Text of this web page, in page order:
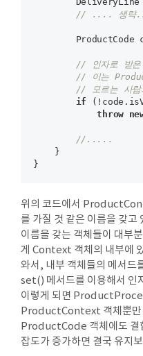
// .... 생
ProductCode
// 인자로 받
// 이는
// 모르는 사람
if
throw
//.....
    }
위의 코드에서
를 가질 것 같은 이름을 갖
이름을 갖는 객체들이 대부
게 Context 객체의 내부에
와서, 내부 객체들의 메서드
set() 메서드를 이용해서 인
이렇게 되면
ProductContext 객체뿐만
ProductCode 객체에도 결
잡도가 증가하면 결국 유지